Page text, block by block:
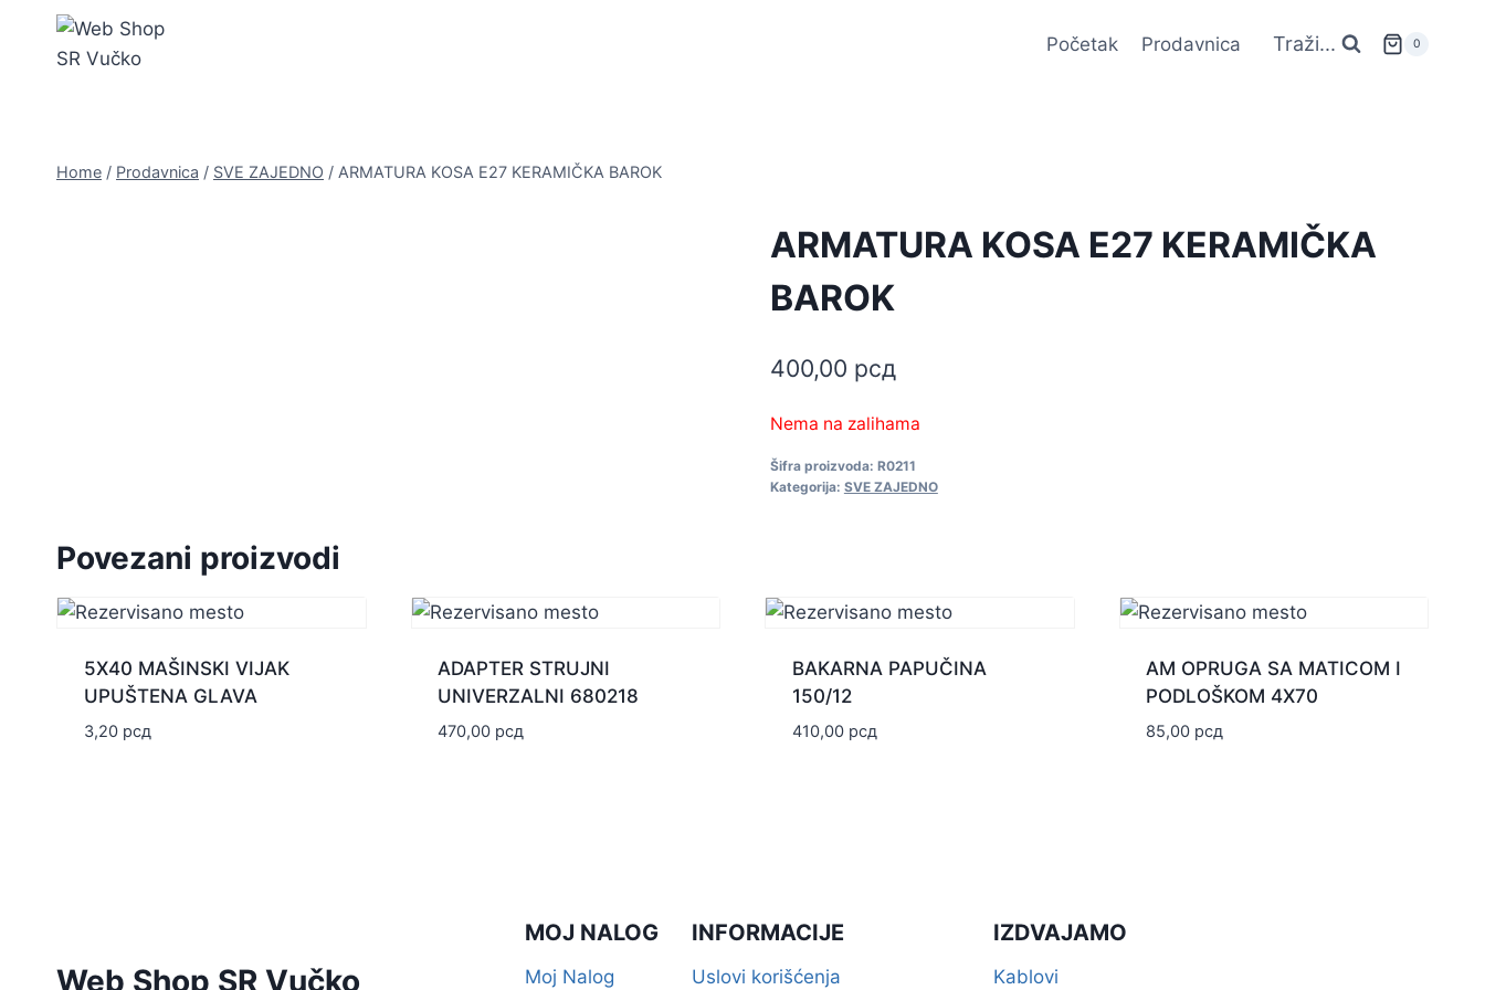
content
Početak Prodavnica Traži... 0
Home / Prodavnica / SVE ZAJEDNO / ARMATURA KOSA E27 KERAMIČKA BAROK
ARMATURA KOSA E27 KERAMIČKA
BAROK
400,00 рсд
Nema na zalihama
Šifra proizvoda: R0211
Kategorija: SVE ZAJEDNO
Povezani proizvodi
5X40 MAŠINSKI VIJAK
UPUŠTENA GLAVA
3,20 рсд
ADAPTER STRUJNI
UNIVERZALNI 680218
470,00 рсд
BAKARNA PAPUČINA
150/12
410,00 рсд
AM OPRUGA SA MATICOM I
PODLOŠKOM 4X70
85,00 рсд
Web Shop SR Vučko
MOJ NALOG
Moj Nalog
INFORMACIJE
Uslovi korišćenja
IZDVAJAMO
Kablovi